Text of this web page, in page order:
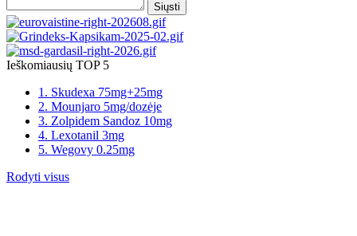
Siųsti
Ieškomiausių TOP 5
1. Skudexa 75mg+25mg
2. Mounjaro 5mg/dozėje
3. Zolpidem Sandoz 10mg
4. Lexotanil 3mg
5. Wegovy 0.25mg
Rodyti visus